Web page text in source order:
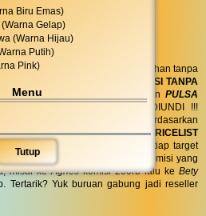
Biru Emas)
Gelap)
(Warna Hijau)
Putih)
Pink)
Menu
Tutup
bisa dapat penghasilan tambahan tanpa
KOMISI TANPA
PARCELdi hari spesial anda danPULSA
anda ! GRATIS !! TANPA DIUNDI !!!
yang anda inginkan atau berdasarkan
yang bekerja untuk anda.PRICELIST
pilih kata dan warna untuk setiap target
sama dapat dijual dengan komisi yang
misal keAgneskomisi 200rb lalu ke Bety
Tertarik? Yuk buruan gabung jadi reseller